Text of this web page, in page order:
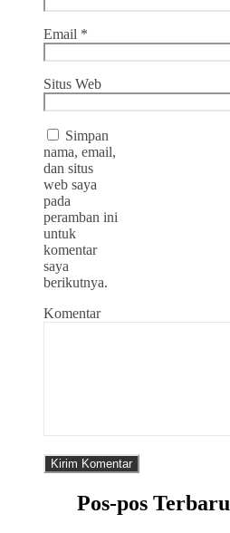
Email *
Situs Web
Simpan
nama, email,
dan situs
web saya
pada
peramban ini
untuk
komentar
saya
berikutnya.
Komentar
Pos-pos Terbaru